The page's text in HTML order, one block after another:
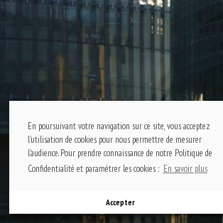
En poursuivant votre navigation sur ce site, vous acceptez
l'utilisation de cookies pour nous permettre de mesurer
l'audience. Pour prendre connaissance de notre Politique de
Confidentialité et paramétrer les cookies : En savoir plus
Accepter